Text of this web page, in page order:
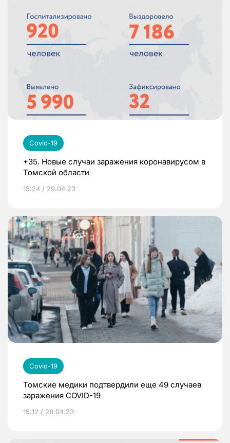
Covid-19
+35. Новые случаи заражения коронавирусом в
Томской области
15:24 / 29.04.23
Covid-19
Томские медики подтвердили еще 49 случаев
заражения COVID-19
15:12 / 28.04.23